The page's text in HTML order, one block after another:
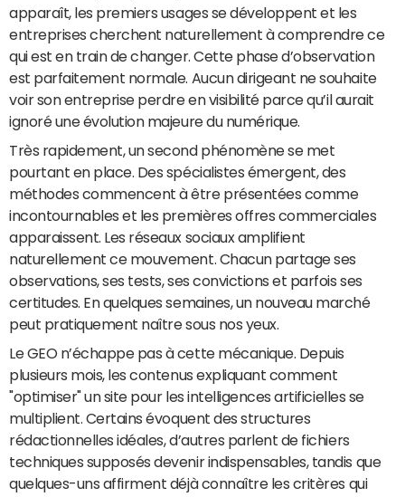
apparaît, les premiers usages se développent et les
entreprises cherchent naturellement à comprendre ce
qui est en train de changer. Cette phase d’observation
est parfaitement normale. Aucun dirigeant ne souhaite
voir son entreprise perdre en visibilité parce qu’il aurait
ignoré une évolution majeure du numérique.
Très rapidement, un second phénomène se met
pourtant en place. Des spécialistes émergent, des
méthodes commencent à être présentées comme
incontournables et les premières offres commerciales
apparaissent. Les réseaux sociaux amplifient
naturellement ce mouvement. Chacun partage ses
observations, ses tests, ses convictions et parfois ses
certitudes. En quelques semaines, un nouveau marché
peut pratiquement naître sous nos yeux.
Le GEO n’échappe pas à cette mécanique. Depuis
plusieurs mois, les contenus expliquant comment
"optimiser" un site pour les intelligences artificielles se
multiplient. Certains évoquent des structures
rédactionnelles idéales, d’autres parlent de fichiers
techniques supposés devenir indispensables, tandis que
quelques-uns affirment déjà connaître les critères qui